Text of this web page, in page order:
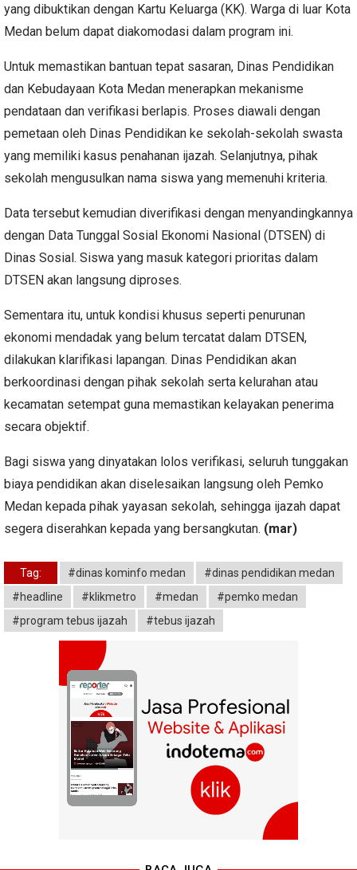
yang dibuktikan dengan Kartu Keluarga (KK). Warga di luar Kota
Medan belum dapat diakomodasi dalam program ini.
Untuk memastikan bantuan tepat sasaran, Dinas Pendidikan
dan Kebudayaan Kota Medan menerapkan mekanisme
pendataan dan verifikasi berlapis. Proses diawali dengan
pemetaan oleh Dinas Pendidikan ke sekolah-sekolah swasta
yang memiliki kasus penahanan ijazah. Selanjutnya, pihak
sekolah mengusulkan nama siswa yang memenuhi kriteria.
Data tersebut kemudian diverifikasi dengan menyandingkannya
dengan Data Tunggal Sosial Ekonomi Nasional (DTSEN) di
Dinas Sosial. Siswa yang masuk kategori prioritas dalam
DTSEN akan langsung diproses.
Sementara itu, untuk kondisi khusus seperti penurunan
ekonomi mendadak yang belum tercatat dalam DTSEN,
dilakukan klarifikasi lapangan. Dinas Pendidikan akan
berkoordinasi dengan pihak sekolah serta kelurahan atau
kecamatan setempat guna memastikan kelayakan penerima
secara objektif.
Bagi siswa yang dinyatakan lolos verifikasi, seluruh tunggakan
biaya pendidikan akan diselesaikan langsung oleh Pemko
Medan kepada pihak yayasan sekolah, sehingga ijazah dapat
segera diserahkan kepada yang bersangkutan. (mar)
Tag: #dinas kominfo medan
#dinas pendidikan medan
#headline
#klikmetro #medan
#pemko medan
#program tebus ijazah
#tebus ijazah